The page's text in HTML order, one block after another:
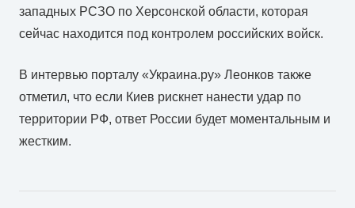
западных РСЗО по Херсонской области, которая
сейчас находится под контролем российских войск.
В интервью порталу «Украина.ру» Леонков также
отметил, что если Киев рискнет нанести удар по
территории РФ, ответ России будет моментальным и
жестким.